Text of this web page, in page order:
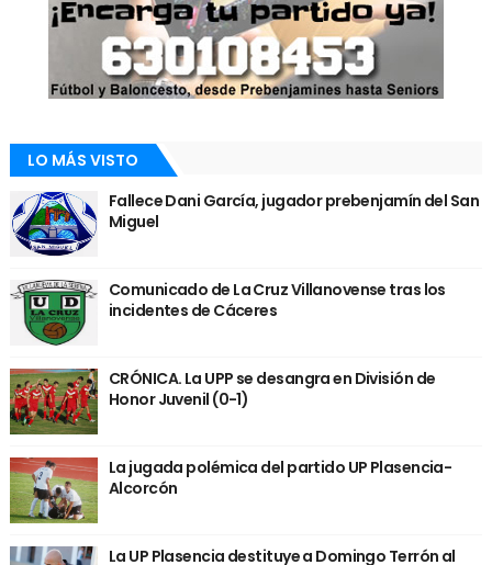
LO MÁS VISTO
Fallece Dani García, jugador prebenjamín del San
Miguel
Comunicado de La Cruz Villanovense tras los
incidentes de Cáceres
CRÓNICA. La UPP se desangra en División de
Honor Juvenil (0-1)
La jugada polémica del partido UP Plasencia-
Alcorcón
La UP Plasencia destituye a Domingo Terrón al